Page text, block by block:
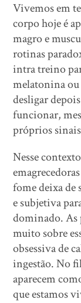
Vivemos em
corpo hoje é
magro e
rotinas
intra treino
melatonina
desligar
funcionar,
próprios
Nesse
fome deixa de
e subjetiva
dominado. As
muito sobre
obsessiva de
ingestão. No
aparecem
que estamos